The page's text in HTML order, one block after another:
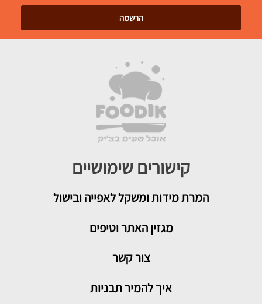
קישורים שימושיים
המרת מידות ומשקל לאפייה ובישול
מגזין האתר וטיפים
צור קשר
איך להמיר תבניות